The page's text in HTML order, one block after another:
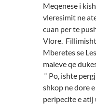
Meqenese i
vleresimit ne
cuan per te
Vlore.
Mberetes se
maleve qe
“ Po, ishte
shkop ne dore
peripecite e atij